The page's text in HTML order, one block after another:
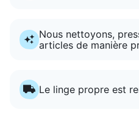
Nous nettoyons,
articles de manière
Le linge propre est